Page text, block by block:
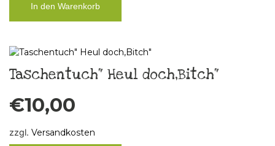
In den Warenkorb
Taschentuch“ Heul doch,Bitch“
€10,00
zzgl. Versandkosten